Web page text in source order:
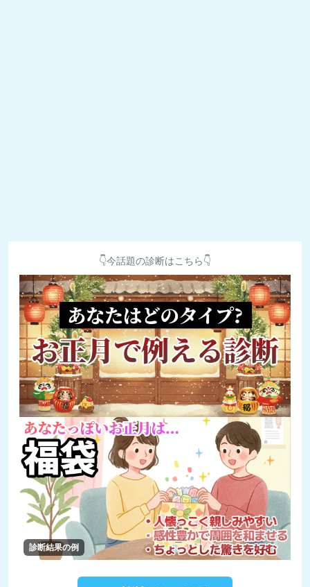
👇今話題の診断はこちら👇
診断結果の例